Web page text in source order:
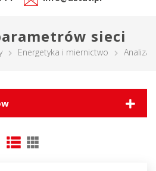
sieci
Energetyka i miernictwo